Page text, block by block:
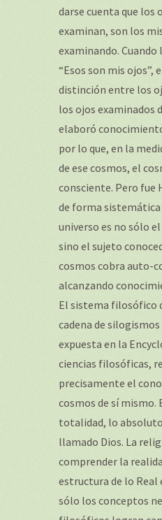
darse cuenta que los
examinan, son los
examinando. Cuando
“Esos son mis ojos”,
distinción entre los
los ojos examinados
elaboró
por lo que, en la
de ese cosmos, el
consciente. Pero fue
de forma sistemática
universo es no sólo
sino el sujeto
cosmos cobra auto-
alcanzando
El sistema filosófico
cadena de
expuesta en la
ciencias filosóficas,
precisamente el
cosmos de sí mismo.
totalidad, lo
llamado Dios. La
comprender la
estructura de lo
sólo los conceptos